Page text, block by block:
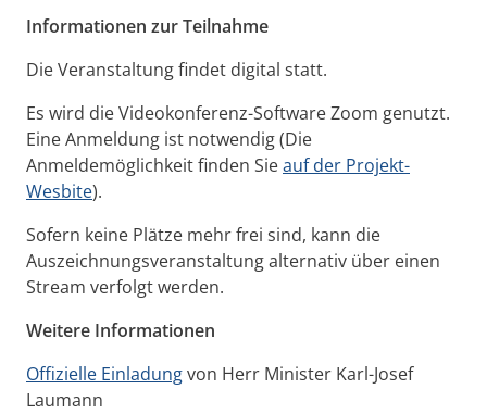
Informationen zur Teilnahme
Die Veranstaltung findet digital statt.
Es wird die Videokonferenz-Software Zoom genutzt.
Eine Anmeldung ist notwendig (Die
Anmeldemöglichkeit finden Sieauf der Projekt-
Wesbite).
Sofern keine Plätze mehr frei sind, kann die
Auszeichnungsveranstaltung alternativ über einen
Stream verfolgt werden.
Weitere Informationen
Offizielle Einladungvon Herr Minister Karl-Josef
Laumann